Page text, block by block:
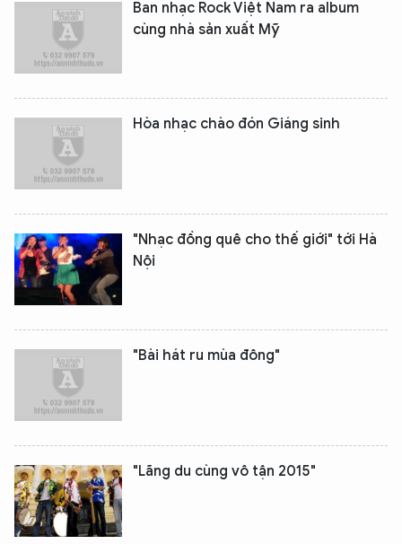
Ban nhạc Rock Việt Nam ra album
cùng nhà sản xuất Mỹ
Hòa nhạc chào đón Giáng sinh
"Nhạc đồng quê cho thế giới" tới Hà
Nội
"Bài hát ru mùa đông"
"Lãng du cùng vô tận 2015"